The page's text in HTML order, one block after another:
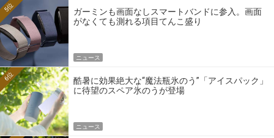
ガーミンも画面なしスマートバンドに参入。画面
がなくても測れる項目てんこ盛り
5位
ニュース
酷暑に効果絶大な“魔法瓶氷のう”「アイスパック」
に待望のスペア氷のうが登場
6位
ニュース